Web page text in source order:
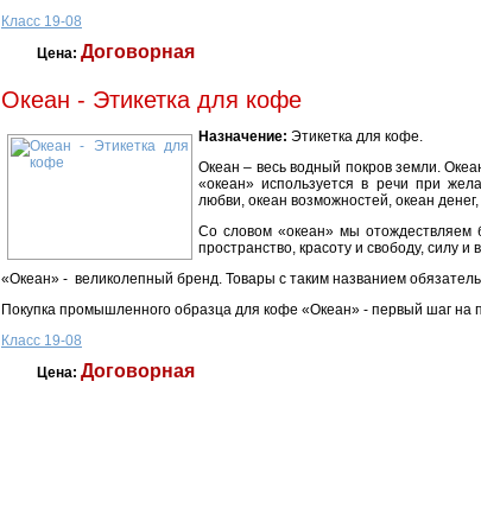
Класс 19-08
Цена: Договорная
Океан - Этикетка для кофе
Назначение: Этикетка для кофе.
Океан – весь водный покров земли.
«океан» используется в речи при
любви, океан возможностей, океан
Со словом «океан» мы отождествляем
пространство, красоту и свободу, силу
«Океан» - великолепный бренд. Товары с таким названием
Покупка промышленного образца для кофе «Океан» - первый шаг на
Класс 19-08
Цена: Договорная